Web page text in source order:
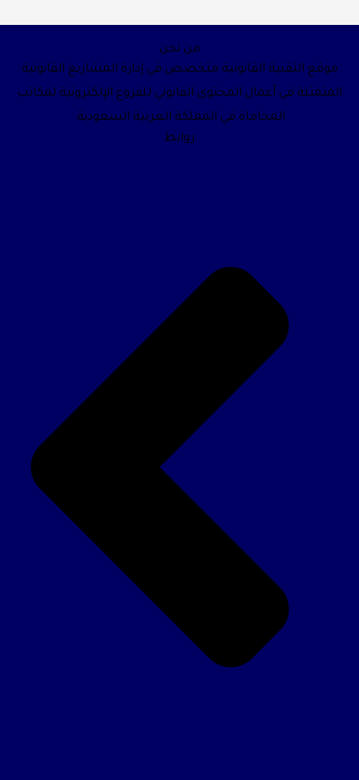
من نحن
موقع التقنية القانونية متخصص في إدارة المشاريع القانونية
المتمثلة في أعمال المحتوى القانوني للفروع الإلكترونية لمكاتب
المحاماة في المملكة العربية السعودية.
روابط